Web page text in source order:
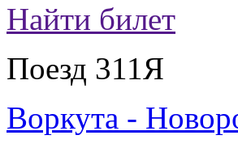
Найти билет
Поезд 311Я
Воркута -